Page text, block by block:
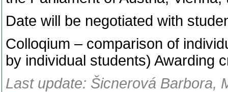
Date will be negotiated with
Colloqium – comparison of
by individual students) Awarding
Last update: Šicnerová Barbora,